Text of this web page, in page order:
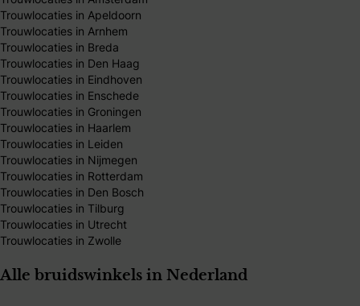
Trouwlocaties in Apeldoorn
Trouwlocaties in Arnhem
Trouwlocaties in Breda
Trouwlocaties in Den Haag
Trouwlocaties in Eindhoven
Trouwlocaties in Enschede
Trouwlocaties in Groningen
Trouwlocaties in Haarlem
Trouwlocaties in Leiden
Trouwlocaties in Nijmegen
Trouwlocaties in Rotterdam
Trouwlocaties in Den Bosch
Trouwlocaties in Tilburg
Trouwlocaties in Utrecht
Trouwlocaties in Zwolle
Alle bruidswinkels in Nederland